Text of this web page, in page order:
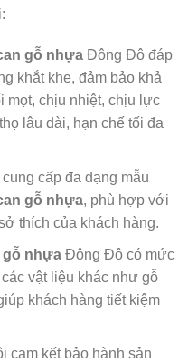
gỗ nhựaĐông Đô đáp
khắt khe, đảm bảo khả
mọt, chịu nhiệt, chịu lực
lâu dài, hạn chế tối đa
cấp đa dạng mẫu
gỗ nhựa, phù hợp với
thích của khách hàng.
gỗ nhựaĐông Đô có mức
vật liệu khác như gỗ
khách hàng tiết kiệm
cam kết bảo hành sản